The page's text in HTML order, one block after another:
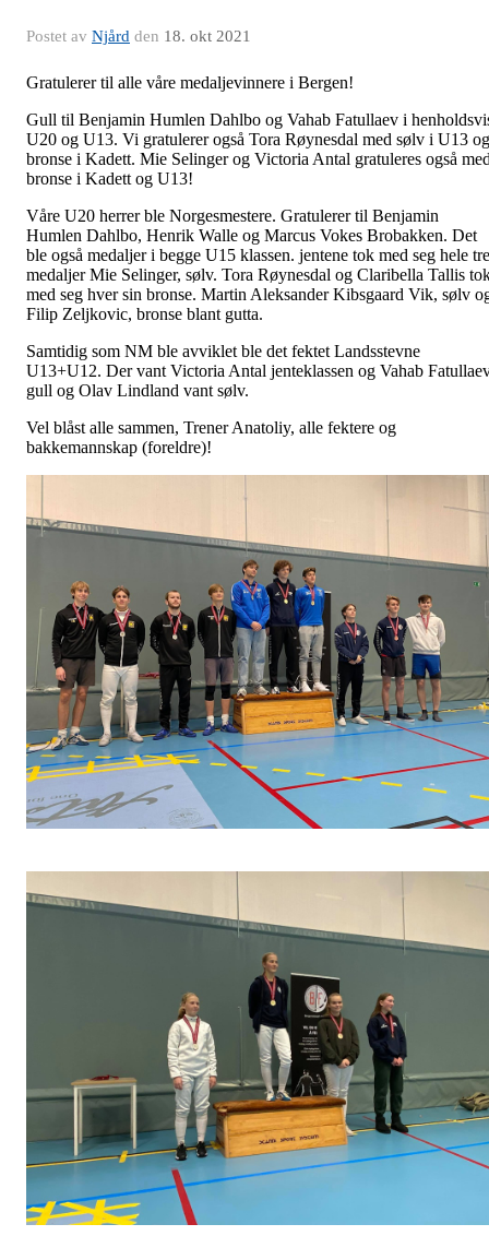
Postet av Njård den 18. okt 2021
Gratulerer til alle våre medaljevinnere i Bergen!
Gull til Benjamin Humlen Dahlbo og Vahab Fatullaev i
U20 og U13. Vi gratulerer også Tora Røynesdal med sølv i U13 og
bronse i Kadett. Mie Selinger og Victoria Antal gratuleres også
bronse i Kadett og U13!
Våre U20 herrer ble Norgesmestere. Gratulerer til Benjamin
Humlen Dahlbo, Henrik Walle og Marcus Vokes Brobakken. Det
ble også medaljer i begge U15 klassen. jentene tok med seg hele tre
medaljer Mie Selinger, sølv. Tora Røynesdal og Claribella Tallis
med seg hver sin bronse. Martin Aleksander Kibsgaard Vik, sølv
Filip Zeljkovic, bronse blant gutta.
Samtidig som NM ble avviklet ble det fektet Landsstevne
U13+U12. Der vant Victoria Antal jenteklassen og Vahab
gull og Olav Lindland vant sølv.
Vel blåst alle sammen, Trener Anatoliy, alle fektere og
bakkemannskap (foreldre)!